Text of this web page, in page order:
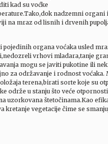
kad su voćke
nadzemni
na mraz od lisnih i drvenih
organa voćaka usled
vrhovi mladara,tanje
mogu se javiti pukotine ili
za održavanje i rodnost
terena,birati sorte koje su
održe u stanju što veće
uzorkovana štetočinama.Kao
kretanje vegetacije čime se